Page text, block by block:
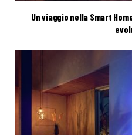
Un viaggio nella Smart